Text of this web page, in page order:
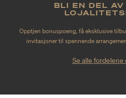
BLI EN DEL AV
Opptjen bonuspoeng, få eksklusive
invitasjoner til spennende
Se alle fordelene